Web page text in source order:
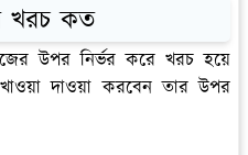
খরচ কত
উপর নির্ভর করে খরচ হয়ে
দাওয়া করবেন তার উপর